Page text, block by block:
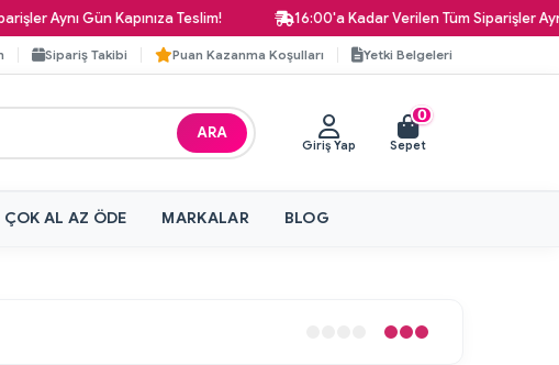
Aynı Gün Kapınıza Teslim! 16:00'a Kadar Verilen Tüm Siparişler Aynı
Sipariş Takibi Puan Kazanma Koşulları Yetki Belgeleri
ARA
Giriş Yap
0
Sepet
ÇOK AL AZ ÖDE MARKALAR BLOG